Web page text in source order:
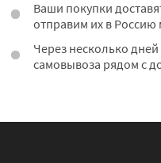
Ваши покупки
отправим их в Россию
Через несколько
самовывоза рядом с